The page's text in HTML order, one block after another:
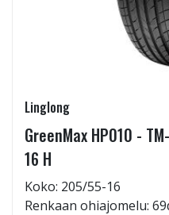
Linglong
GreenMax HP010 -
16 H
Koko: 205/55-16
Renkaan ohiajomelu: